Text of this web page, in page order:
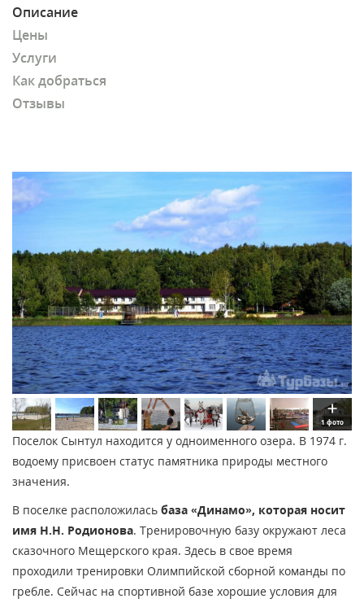
Описание
Цены
Услуги
Как добраться
Отзывы
1 фото
Поселок Сынтул находится у одноименного озера. В 1974 г.
водоему присвоен статус памятника природы местного
значения.
В поселке расположилась база «Динамо», которая носит
имя Н.Н. Родионова. Тренировочную базу окружают леса
сказочного Мещерского края. Здесь в свое время
проходили тренировки Олимпийской сборной команды по
гребле. Сейчас на спортивной базе хорошие условия для